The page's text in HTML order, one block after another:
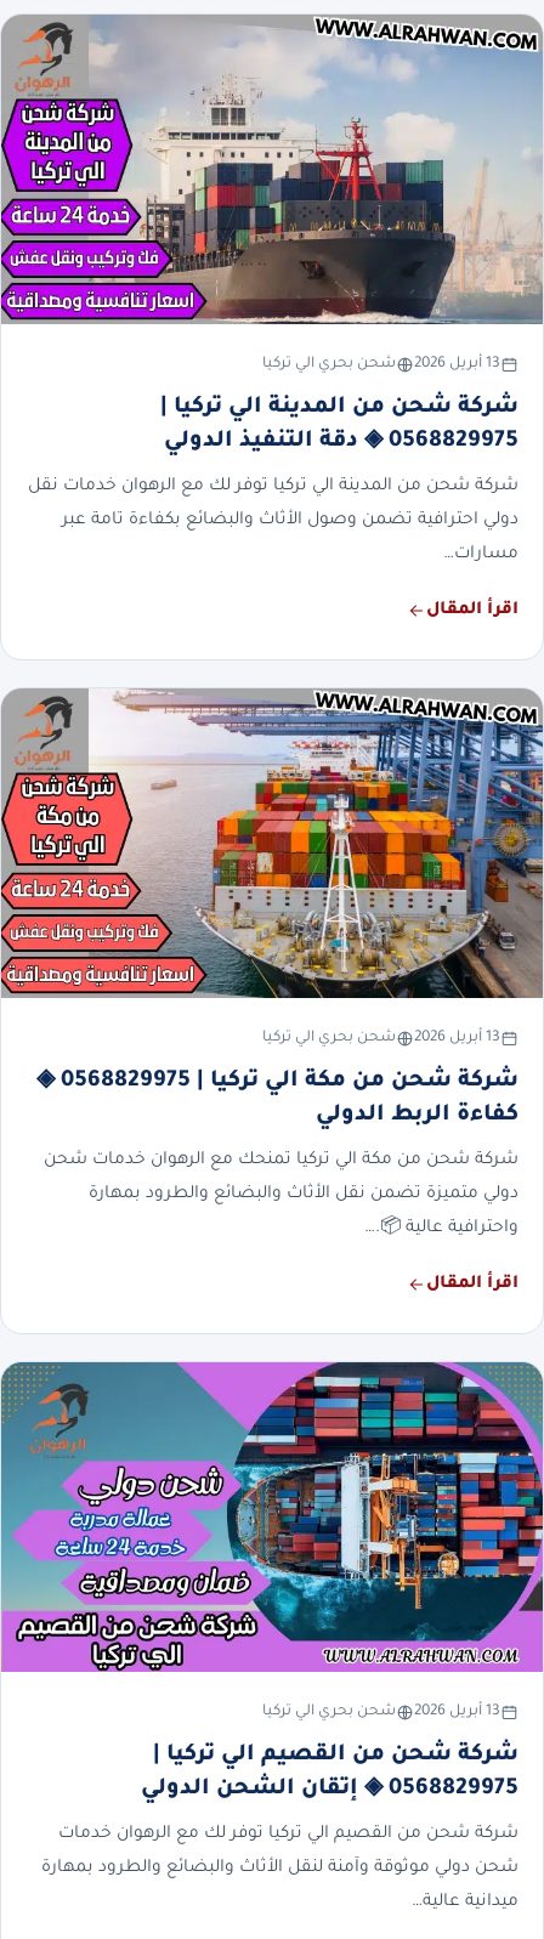
13 أبريل 2026 شحن بحري الي تركيا
شركة شحن من المدينة الي تركيا |
0568829975 ◈ دقة التنفيذ الدولي
شركة شحن من المدينة الي تركيا توفر لك مع الرهوان خدمات نقل
دولي احترافية تضمن وصول الأثاث والبضائع بكفاءة تامة عبر
مسارات…
اقرأ المقال
13 أبريل 2026 شحن بحري الي تركيا
شركة شحن من مكة الي تركيا | 0568829975 ◈
كفاءة الربط الدولي
شركة شحن من مكة الي تركيا تمنحك مع الرهوان خدمات شحن
دولي متميزة تضمن نقل الأثاث والبضائع والطرود بمهارة
واحترافية عالية 📦.…
اقرأ المقال
13 أبريل 2026 شحن بحري الي تركيا
شركة شحن من القصيم الي تركيا |
0568829975 ◈ إتقان الشحن الدولي
شركة شحن من القصيم الي تركيا توفر لك مع الرهوان خدمات
شحن دولي موثوقة وآمنة لنقل الأثاث والبضائع والطرود بمهارة
ميدانية عالية…